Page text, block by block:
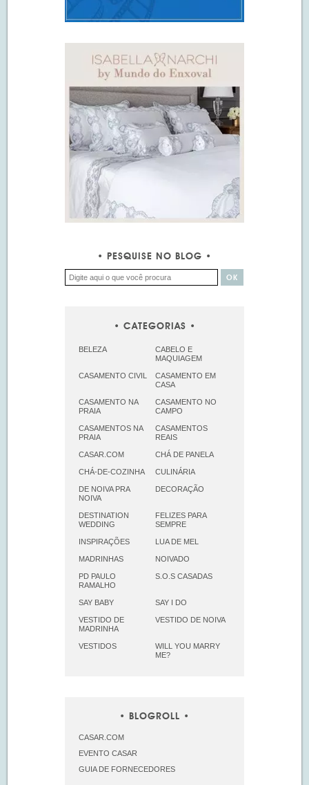
PESQUISE NO BLOG
CATEGORIAS
BELEZA
CABELO E
MAQUIAGEM
CASAMENTO CIVIL
CASAMENTO EM
CASA
CASAMENTO NA
PRAIA
CASAMENTO NO
CAMPO
CASAMENTOS NA
PRAIA
CASAMENTOS
REAIS
CASAR.COM CHÁ DE PANELA
CHÁ-DE-COZINHA CULINÁRIA
DE NOIVA PRA
NOIVA
DECORAÇÃO
DESTINATION
WEDDING
FELIZES PARA
SEMPRE
INSPIRAÇÕES LUA DE MEL
MADRINHAS NOIVADO
PD PAULO
RAMALHO
S.O.S CASADAS
SAY BABY SAY I DO
VESTIDO DE
MADRINHA
VESTIDO DE NOIVA
VESTIDOS
WILL YOU MARRY
ME?
BLOGROLL
CASAR.COM
EVENTO CASAR
GUIA DE FORNECEDORES